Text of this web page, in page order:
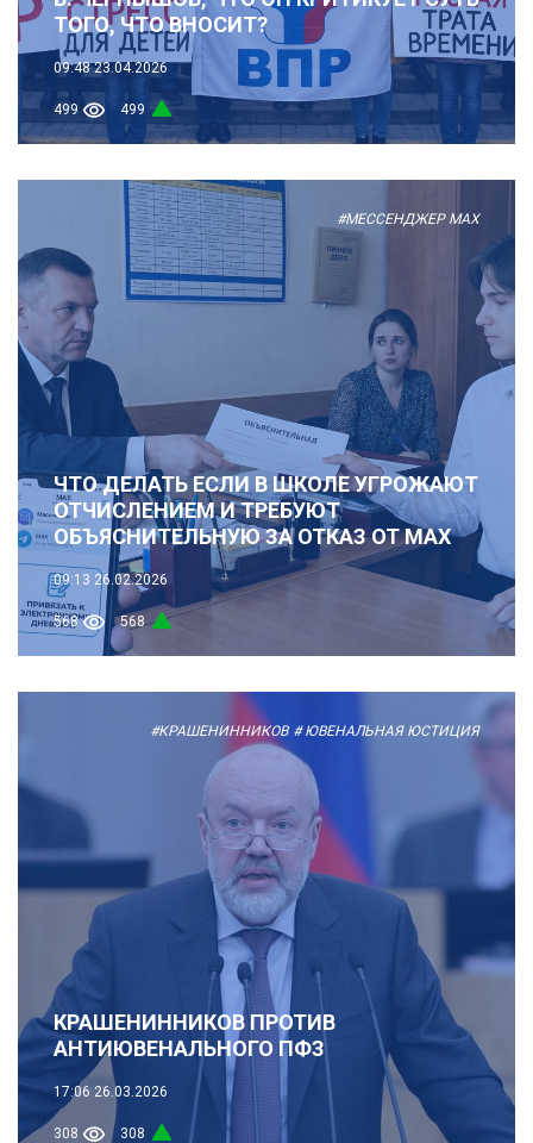
ТОГО, ЧТО ВНОСИТ?
09:48 23.04.2026
499 499
#МЕССЕНДЖЕР MAX
ЧТО ДЕЛАТЬ ЕСЛИ В ШКОЛЕ УГРОЖАЮТ
ОТЧИСЛЕНИЕМ И ТРЕБУЮТ
ОБЪЯСНИТЕЛЬНУЮ ЗА ОТКАЗ ОТ MAX
09:13 26.02.2026
568 568
#КРАШЕНИННИКОВ # ЮВЕНАЛЬНАЯ ЮСТИЦИЯ
КРАШЕНИННИКОВ ПРОТИВ
АНТИЮВЕНАЛЬНОГО ПФЗ
17:06 26.03.2026
308 308